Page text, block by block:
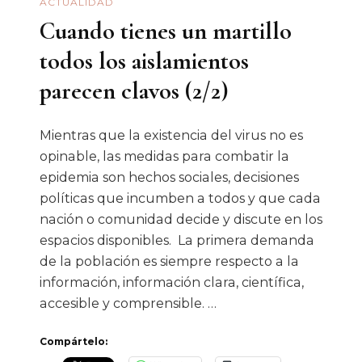
Cuando tienes un martillo
todos los aislamientos
parecen clavos (2/2)
Mientras que la existencia del virus no es
opinable, las medidas para combatir la
epidemia son hechos sociales, decisiones
políticas que incumben a todos y que cada
nación o comunidad decide y discute en los
espacios disponibles. La primera demanda
de la población es siempre respecto a la
información, información clara, científica,
accesible y comprensible. …
Compártelo: